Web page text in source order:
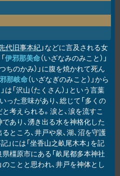
代旧事本紀」などに言及される女
伊邪那美命（いざなみのみこと）」
ちのかみ）」に腹を焼かれて死ん
那岐命（いざなぎのみこと）」から
は「沢山（たくさん）」という言葉
った意味があり、総じて「多くの
考えられる。涙と、涙を流すこ
あり、湧き出る水を神格化した
ところ、井戸や泉、湖、沼を守護
」には「坐香山之畝尾木本」を記
橿原市にある「畝尾都多本神社
のことと思われ、井戸を神体とし